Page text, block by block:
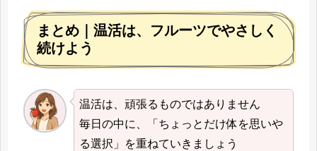
まとめ｜温活は、フルーツでやさしく
続けよう
温活は、頑張るものではありません
毎日の中に、「ちょっとだけ体を思いや
る選択」を重ねていきましょう